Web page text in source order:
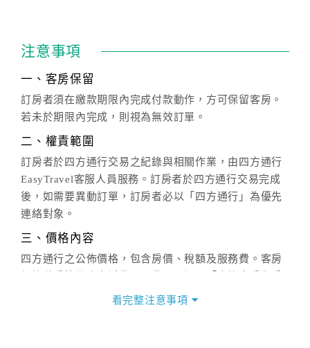
注意事項
一、客房保留
訂房者須在繳款期限內完成付款動作，方可保留客房。
若未於期限內完成，則視為無效訂單。
二、權責範圍
訂房者於四方通行交易之紀錄與相關作業，由四方通行
EasyTravel客服人員服務。訂房者於四方通行交易完成
後，如需要異動訂單，訂房者必以「四方通行」為優先
連絡對象。
三、價格內容
四方通行之公佈價格，包含房價、稅額及服務費。客房
價」之當日價格為標準。
看完整注意事項